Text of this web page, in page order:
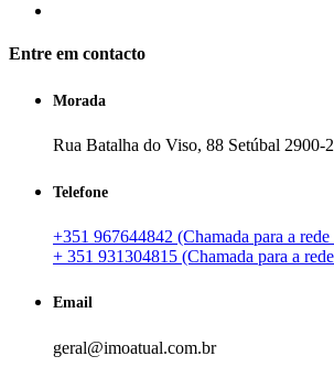
Entre em contacto
Morada
Rua Batalha do Viso, 88 Setúbal 2900-
Telefone
+351 967644842 (Chamada para a
+ 351 931304815 (Chamada para a
Email
geral@imoatual.com.br